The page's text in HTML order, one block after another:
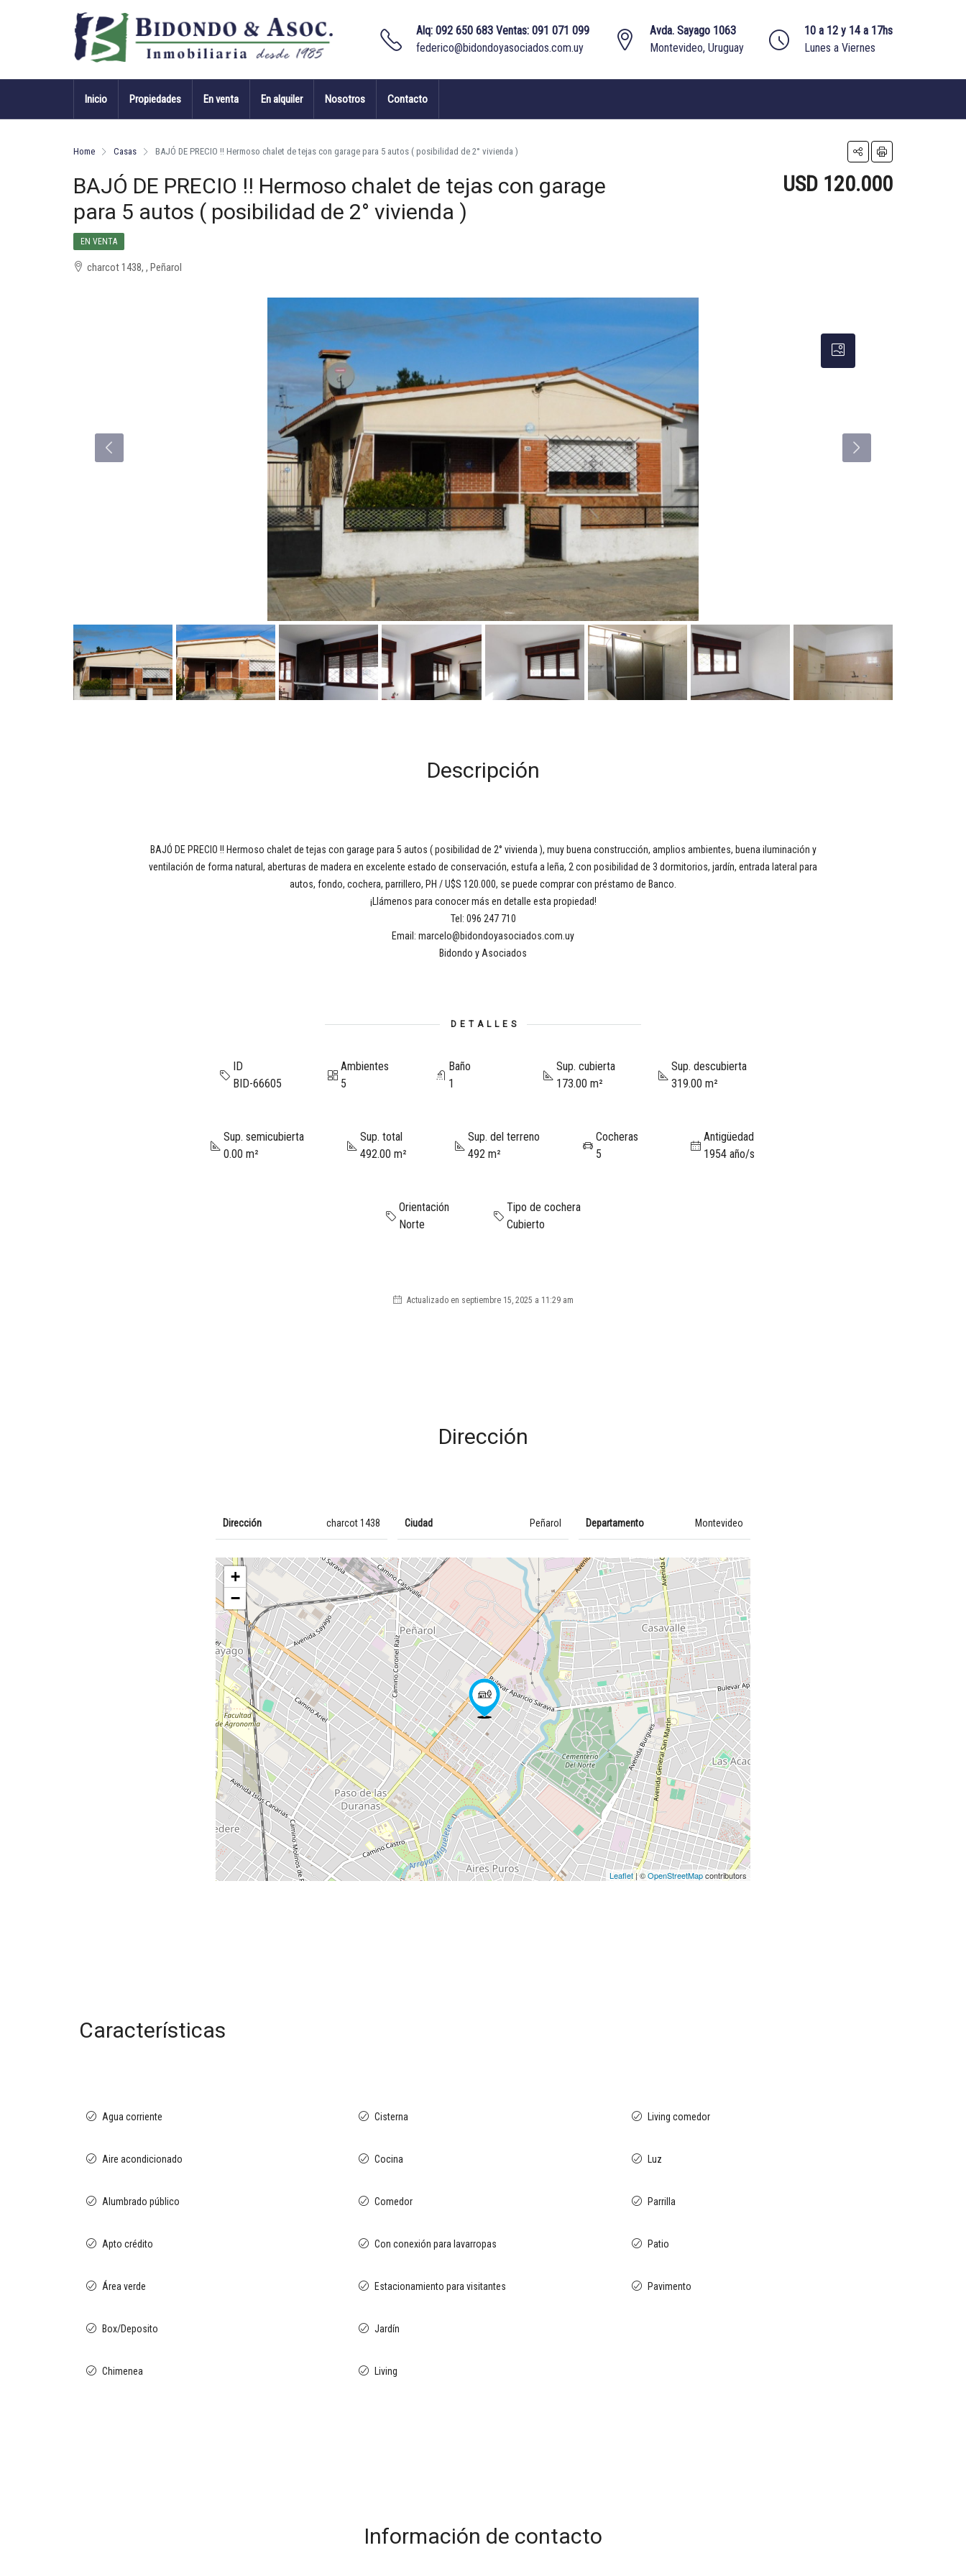
Alq: 092 650 683 Ventas: 091 071 099
federico@bidondoyasociados.com.uy
Avda. Sayago 1063
Montevideo, Uruguay
10 a 12 y 14 a 17hs
Lunes a Viernes
Inicio Propiedades En venta En alquiler Nosotros Contacto
Home Casas BAJÓ DE PRECIO !! Hermoso chalet de tejas con garage para 5 autos ( posibilidad de 2° vivienda )
BAJÓ DE PRECIO !! Hermoso chalet de tejas con garage
para 5 autos ( posibilidad de 2° vivienda )
USD 120.000
EN VENTA
charcot 1438, , Peñarol
Descripción
BAJÓ DE PRECIO !! Hermoso chalet de tejas con garage para 5 autos ( posibilidad de 2° vivienda ), muy buena construcción, amplios ambientes, buena iluminación y
ventilación de forma natural, aberturas de madera en excelente estado de conservación, estufa a leña, 2 con posibilidad de 3 dormitorios, jardín, entrada lateral para
autos, fondo, cochera, parrillero, PH / U$S 120.000, se puede comprar con préstamo de Banco.
¡Llámenos para conocer más en detalle esta propiedad!
Tel: 096 247 710
Email: marcelo@bidondoyasociados.com.uy
Bidondo y Asociados
DETALLES
ID
BID-66605
Ambientes
5
Baño
1
Sup. cubierta
173.00 m²
Sup. descubierta
319.00 m²
Sup. semicubierta
0.00 m²
Sup. total
492.00 m²
Sup. del terreno
492 m²
Cocheras
5
Antigüedad
1954 año/s
Orientación
Norte
Tipo de cochera
Cubierto
Actualizado en septiembre 15, 2025 a 11:29 am
Dirección
Dirección charcot 1438 Ciudad Peñarol Departamento Montevideo
+
−
Leaflet| ©OpenStreetMapcontributors
Características
Agua corriente
Aire acondicionado
Alumbrado público
Apto crédito
Área verde
Box/Deposito
Chimenea
Cisterna
Cocina
Comedor
Con conexión para lavarropas
Estacionamiento para visitantes
Jardín
Living
Living comedor
Luz
Parrilla
Patio
Pavimento
Información de contacto